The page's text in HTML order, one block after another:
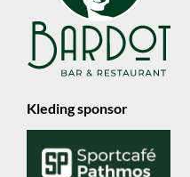
Kleding sponsor